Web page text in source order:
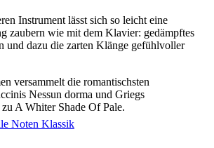
Noten Klassik
Instrument lässt sich so leicht eine
zaubern wie mit dem Klavier: gedämpftes
und dazu die zarten Klänge gefühlvoller
versammelt die romantischsten
Nessun dorma und Griegs
A Whiter Shade Of Pale.